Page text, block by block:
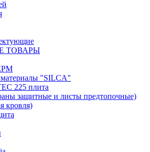
ТОВАРЫ
"SILCA"
225 плита
защитные и листы предтопочные)
кровля)